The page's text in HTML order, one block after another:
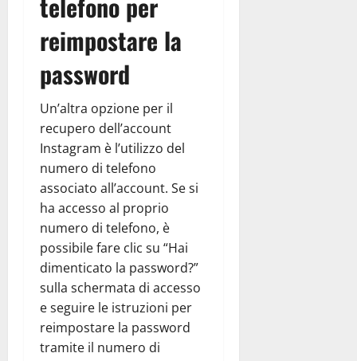
reimpostare la
password
Un’altra opzione per il
recupero dell’account
Instagram è l’utilizzo del
numero di telefono
associato all’account. Se si
ha accesso al proprio
numero di telefono, è
possibile fare clic su “Hai
dimenticato la password?”
sulla schermata di accesso
e seguire le istruzioni per
reimpostare la password
tramite il numero di